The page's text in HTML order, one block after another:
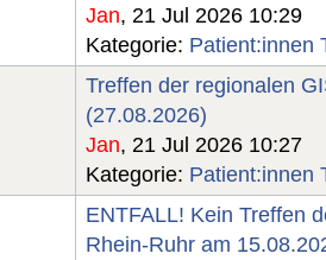
Jan, 21 Jul 2026 10:29
Kategorie: Patient:innen
Treffen der regionalen
(27.08.2026)
Jan, 21 Jul 2026 10:27
Kategorie: Patient:innen
ENTFALL! Kein Treffen
Rhein-Ruhr am